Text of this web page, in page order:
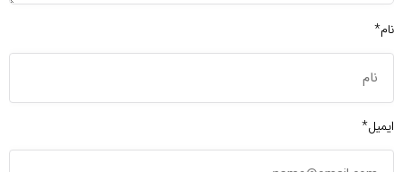
نام*
ایمیل*